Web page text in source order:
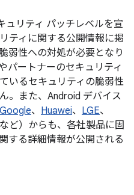
ュリティ パッチレベルを宣
ティに関する公開情報に掲
弱性への対処が必要となり
パートナーのセキュリティ
いるセキュリティの脆弱性
。また、Android デバイス
Google、 Huawei、 LGE、
など）からも、各社製品に固
する詳細情報が公開される